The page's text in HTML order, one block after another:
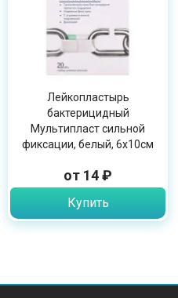
Лейкопластырь
бактерицидный
Мультипласт сильной
фиксации, белый, 6х10см
от 14 ₽
Купить